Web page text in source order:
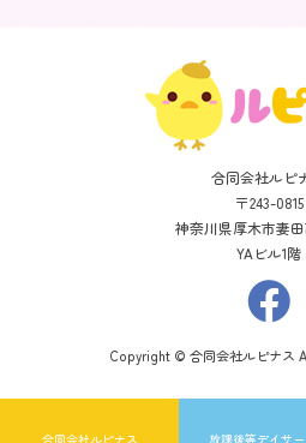
合同会社ルピ
〒243-0815
神奈川県厚木市妻田
YAビル1階
Copyright © 合同会社ルピナス
合同会社ルピナス 放課後等デイサ